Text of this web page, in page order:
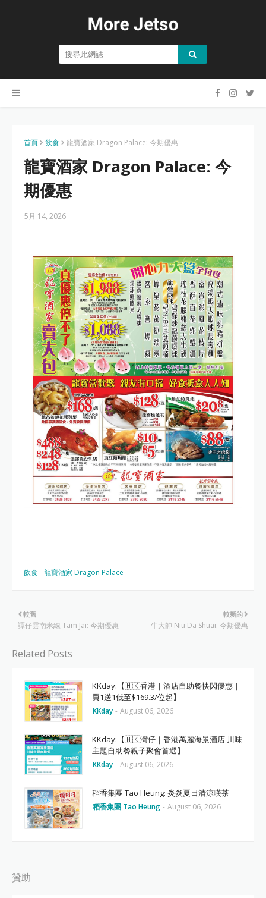
首頁 飲食 龍寶酒家 Dragon Palace: 今期優惠
龍寶酒家 Dragon Palace: 今
期優惠
5月 14, 2026
飲食 龍寶酒家 Dragon Palace
較新的
牛大帥 Niu Da Shuai: 今期優惠
較舊
譚仔雲南米線 Tam Jai: 今期優惠
Related Posts
KKday:【🇭🇰香港｜酒店自助餐快閃優惠｜
買1送1低至$169.3/位起】
KKday - August 06, 2026
KKday:【🇭🇰灣仔｜香港萬麗海景酒店 川味
主題自助餐親子聚會首選】
KKday - August 06, 2026
稻香集團 Tao Heung: 炎炎夏日清涼嘆茶
稻香集團 Tao Heung - August 06, 2026
贊助